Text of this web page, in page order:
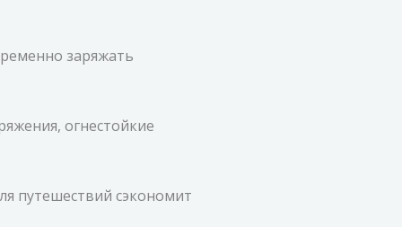
заряжать
огнестойкие
путешествий сэкономит